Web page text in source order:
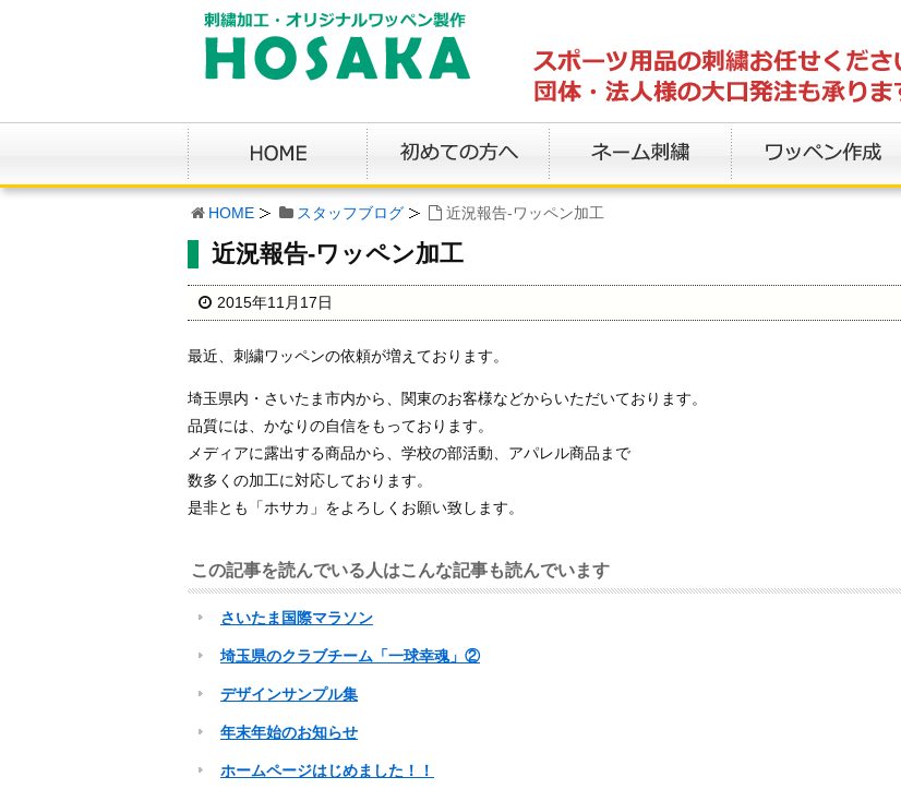
HOME スタッフブログ 近況報告-ワッペン加工
近況報告-ワッペン加工
2015年11月17日
最近、刺繍ワッペンの依頼が増えております。
埼玉県内・さいたま市内から、関東のお客様などからいただいております。
品質には、かなりの自信をもっております。
メディアに露出する商品から、学校の部活動、アパレル商品まで
数多くの加工に対応しております。
是非とも「ホサカ」をよろしくお願い致します。
この記事を読んでいる人はこんな記事も読んでいます
さいたま国際マラソン
埼玉県のクラブチーム「一球幸魂」②
デザインサンプル集
年末年始のお知らせ
ホームページはじめました！！